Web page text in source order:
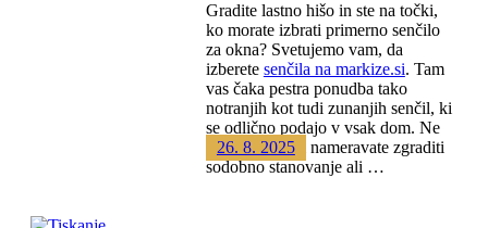
Gradite lastno hišo in ste na točki,
ko morate izbrati primerno senčilo
za okna? Svetujemo vam, da
izberete senčila na markize.si. Tam
vas čaka pestra ponudba tako
notranjih kot tudi zunanjih senčil, ki
se odlično podajo v vsak dom. Ne
glede na to, ali nameravate zgraditi
sodobno stanovanje ali …
26. 8. 2025